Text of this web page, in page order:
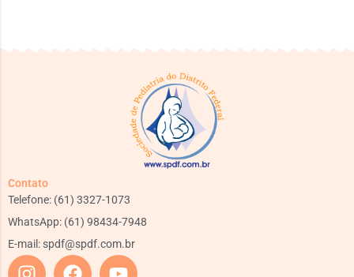
Contato
Telefone: (61) 3327-1073
WhatsApp: (61) 98434-7948
E-mail: spdf@spdf.com.br